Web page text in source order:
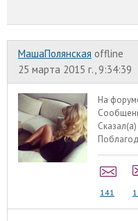
МашаПолянская offline
25 марта 2015 г., 9:34:39
На
141